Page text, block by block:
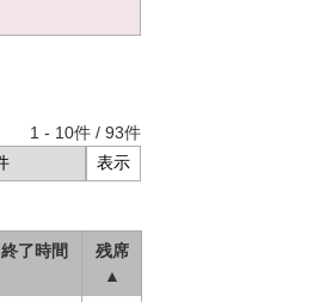
1 - 10件 / 93件
終了時間
残席
▲